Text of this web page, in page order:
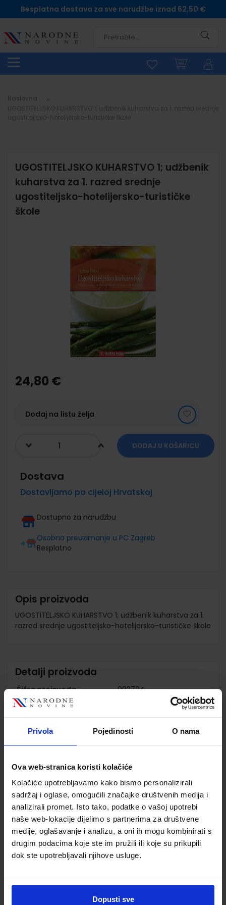
Privola Pojedinosti O nama
Ova web-stranica koristi kolačiće
Kolačiće upotrebljavamo kako bismo personalizirali
sadržaj i oglase, omogućili značajke društvenih medija i
analizirali promet. Isto tako, podatke o vašoj upotrebi
naše web-lokacije dijelimo s partnerima za društvene
medije, oglašavanje i analizu, a oni ih mogu kombinirati s
drugim podacima koje ste im pružili ili koje su prikupili
dok ste upotrebljavali njihove usluge.
Dopusti sve
Besplatna dostava za sve narudžbe iznad 62,50 €
Naslovna
UGOSTITELJSKO KUHARSTVO 1; udžbenik
kuharstva za 1. razred srednje
ugostiteljsko-hotelijersko-turističke
škole
the
beginning
gallery
24,80 €
Dodaj na listu želja
DODAJ U KOŠARICU
Dostava
Dostavljamo po cijeloj Hrvatskoj
Dostupno za narudžbu
Osobno preuzimanje u PC Zagreb
Besplatno
Opis proizvoda
UGOSTITELJSKO KUHARSTVO 1; udžbenik kuharstva za 1.
razred srednje ugostiteljsko-hotelijersko-turističke škole
Detalji proizvoda
Šifra proizvoda
993794
Jedinična mjera
Nakladnik
ŠKOLSKA KNJIGA d.d.
Autor
Vedran Habel
Školski razred
Vrsta škole
3 STRUKOVNA
Nastavni predmet
UGOSTITELJ.I TURIS.Š
Reg br min
3785